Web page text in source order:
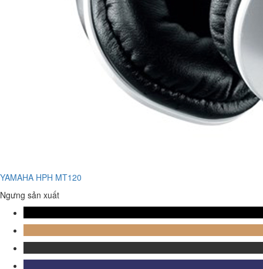
YAMAHA HPH MT120
Ngưng sản xuất